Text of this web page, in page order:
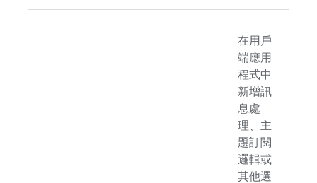
在用戶
端應用
程式中
新增訊
息處
理、主
題訂閱
邏輯或
其他選